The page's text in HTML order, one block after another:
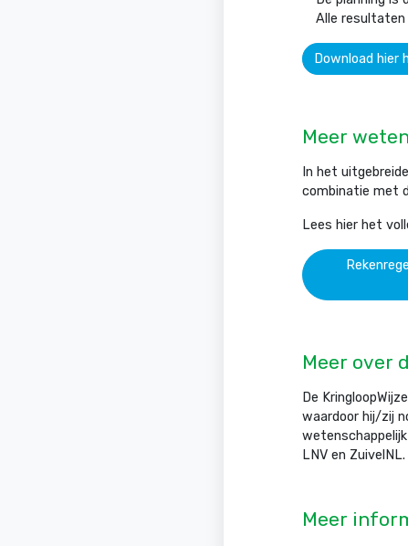
Alle resultaten
Download hier
Meer
In het
combinatie met
Lees hier het
Meer over
De
waardoor hij/zij
LNV en
Meer